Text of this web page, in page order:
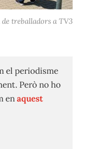
treballadors a TV3
el periodisme
Però no ho
enaquest